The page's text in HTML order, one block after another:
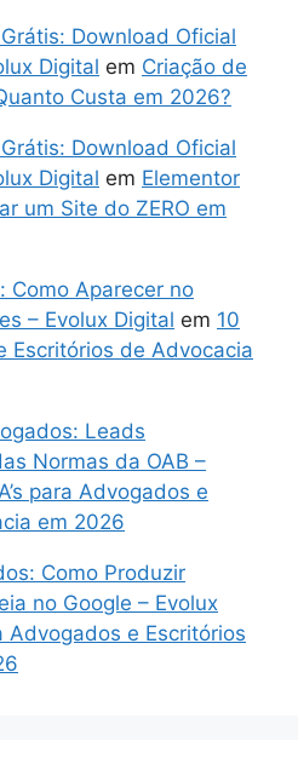
Download Oficial
Digital em Criação de
Custa em 2026?
Download Oficial
Digital em Elementor
um Site do ZERO em
Como Aparecer no
– Evolux Digital em 10
Escritórios de Advocacia
Leads
Normas da OAB –
para Advogados e
em 2026
Como Produzir
no Google – Evolux
Advogados e Escritórios